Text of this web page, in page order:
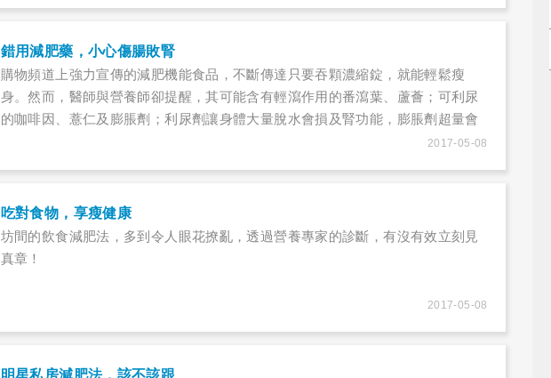
錯用減肥藥，小心傷腸敗腎
購物頻道上強力宣傳的減肥機能食品，不斷傳達只要吞顆濃縮錠，就能輕鬆瘦
身。然而，醫師與營養師卻提醒，其可能含有輕瀉作用的番瀉葉、蘆薈；可利尿
的咖啡因、薏仁及膨脹劑；利尿劑讓身體大量脫水會損及腎功能，膨脹劑超量會
2017-05-08
吃對食物，享瘦健康
坊間的飲食減肥法，多到令人眼花撩亂，透過營養專家的診斷，有沒有效立刻見
真章！
2017-05-08
明星私房減肥法，該不該跟